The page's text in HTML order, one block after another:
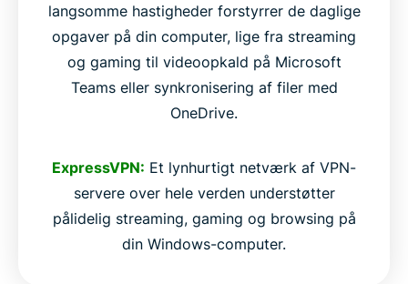
langsomme hastigheder forstyrrer de daglige
opgaver på din computer, lige fra streaming
og gaming til videoopkald på Microsoft
Teams eller synkronisering af filer med
OneDrive.
ExpressVPN: Et lynhurtigt netværk af VPN-
servere over hele verden understøtter
pålidelig streaming, gaming og browsing på
din Windows-computer.